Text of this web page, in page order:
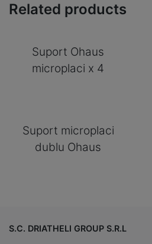
Related products
Suport Ohaus
microplaci x 4
Suport microplaci
dublu Ohaus
S.C. DRIATHELI GROUP S.R.L